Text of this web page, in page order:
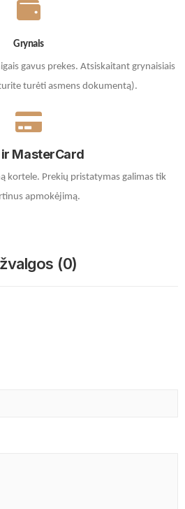
Grynais
gavus prekes. Atsiskaitant grynaisiais
turėti asmens dokumentą).
MasterCard
kortele. Prekių pristatymas galimas tik
apmokėjimą.
(0)